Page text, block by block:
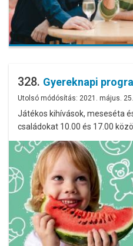
328. Gyereknapi
Utolsó módósítás: 2021. május.
Játékos kihívások, meseséta
családokat 10.00 és 17.00